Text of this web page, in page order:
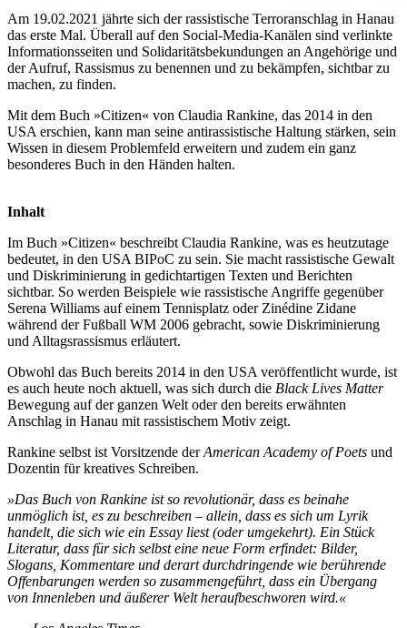
Am 19.02.2021 jährte sich der rassistische Terroranschlag in Hanau
das erste Mal. Überall auf den Social-Media-Kanälen sind verlinkte
Informationsseiten und Solidaritätsbekundungen an Angehörige und
der Aufruf, Rassismus zu benennen und zu bekämpfen, sichtbar zu
machen, zu finden.
Mit dem Buch »Citizen« von Claudia Rankine, das 2014 in den
USA erschien, kann man seine antirassistische Haltung stärken, sein
Wissen in diesem Problemfeld erweitern und zudem ein ganz
besonderes Buch in den Händen halten.
Inhalt
Im Buch »Citizen« beschreibt Claudia Rankine, was es heutzutage
bedeutet, in den USA BIPoC zu sein. Sie macht rassistische Gewalt
und Diskriminierung in gedichtartigen Texten und Berichten
sichtbar. So werden Beispiele wie rassistische Angriffe gegenüber
Serena Williams auf einem Tennisplatz oder Zinédine Zidane
während der Fußball WM 2006 gebracht, sowie Diskriminierung
und Alltagsrassismus erläutert.
Obwohl das Buch bereits 2014 in den USA veröffentlicht wurde, ist
es auch heute noch aktuell, was sich durch die Black Lives Matter
Bewegung auf der ganzen Welt oder den bereits erwähnten
Anschlag in Hanau mit rassistischem Motiv zeigt.
Rankine selbst ist Vorsitzende derAmerican Academy of Poets und
Dozentin für kreatives Schreiben.
»Das Buch von Rankine ist so revolutionär, dass es beinahe
unmöglich ist, es zu beschreiben – allein, dass es sich um Lyrik
handelt, die sich wie ein Essay liest (oder umgekehrt). Ein Stück
Literatur, dass für sich selbst eine neue Form erfindet: Bilder,
Slogans, Kommentare und derart durchdringende wie berührende
Offenbarungen werden so zusammengeführt, dass ein Übergang
von Innenleben und äußerer Welt heraufbeschworen wird.«